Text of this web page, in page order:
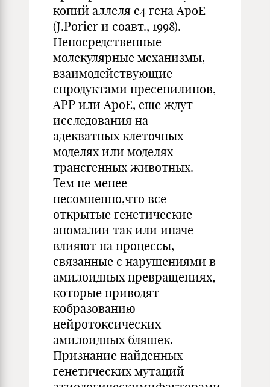
копий аллеля e4 гена АроЕ
(J.Porier и соавт., 1998).
Непосредственные
молекулярные механизмы,
взаимодействующие
спродуктами пресенилинов,
АРР или АроЕ, еще ждут
исследования на
адекватных клеточных
моделях или моделях
трансгенных животных.
Тем не менее
несомненно,что все
открытые генетические
аномалии так или иначе
влияют на процессы,
связанные с нарушениями в
амилоидных превращениях,
которые приводят
кобразованию
нейротоксических
амилоидных бляшек.
Признание найденных
генетических мутаций